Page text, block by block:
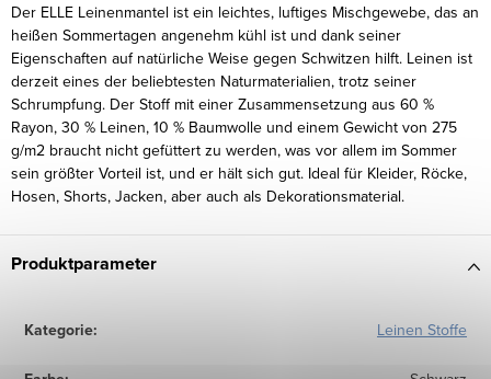
Der ELLE Leinenmantel ist ein leichtes, luftiges Mischgewebe, das an
heißen Sommertagen angenehm kühl ist und dank seiner
Eigenschaften auf natürliche Weise gegen Schwitzen hilft. Leinen ist
derzeit eines der beliebtesten Naturmaterialien, trotz seiner
Schrumpfung. Der Stoff mit einer Zusammensetzung aus 60 %
Rayon, 30 % Leinen, 10 % Baumwolle und einem Gewicht von 275
g/m2 braucht nicht gefüttert zu werden, was vor allem im Sommer
sein größter Vorteil ist, und er hält sich gut. Ideal für Kleider, Röcke,
Hosen, Shorts, Jacken, aber auch als Dekorationsmaterial.
Produktparameter
Kategorie: Leinen Stoffe